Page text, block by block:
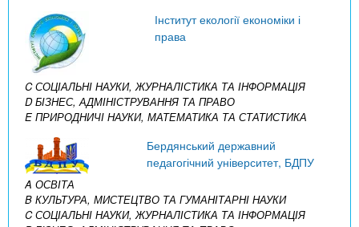
Інститут екології економіки і
права
C СОЦІАЛЬНІ НАУКИ, ЖУРНАЛІСТИКА ТА ІНФОРМАЦІЯ
D БІЗНЕС, АДМІНІСТРУВАННЯ ТА ПРАВО
E ПРИРОДНИЧІ НАУКИ, МАТЕМАТИКА ТА СТАТИСТИКА
Бердянський державний
педагогічний університет, БДПУ
A ОСВІТА
B КУЛЬТУРА, МИСТЕЦТВО ТА ГУМАНІТАРНІ НАУКИ
C СОЦІАЛЬНІ НАУКИ, ЖУРНАЛІСТИКА ТА ІНФОРМАЦІЯ